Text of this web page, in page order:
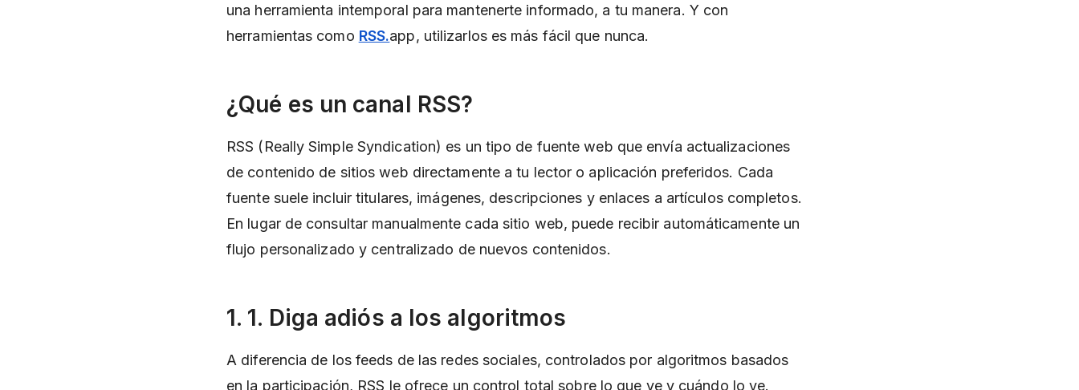
una herramienta intemporal para mantenerte informado, a tu manera. Y con
herramientas como RSS.app, utilizarlos es más fácil que nunca.
¿Qué es un canal RSS?
RSS (Really Simple Syndication) es un tipo de fuente web que envía actualizaciones
de contenido de sitios web directamente a tu lector o aplicación preferidos. Cada
fuente suele incluir titulares, imágenes, descripciones y enlaces a artículos completos.
En lugar de consultar manualmente cada sitio web, puede recibir automáticamente un
flujo personalizado y centralizado de nuevos contenidos.
1. 1. Diga adiós a los algoritmos
A diferencia de los feeds de las redes sociales, controlados por algoritmos basados
en la participación, RSS le ofrece un control total sobre lo que ve y cuándo lo ve.